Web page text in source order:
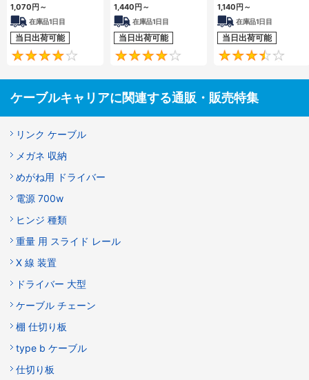
1,070円～
在庫品1日目
当日出荷可能
4.1
1,440円～
在庫品1日目
当日出荷可能
4.2
1,140円～
在庫品1日目
当日出荷可能
ケーブルキャリアに関連する通販・販売特集
リンク ケーブル
メガネ 収納
めがね用 ドライバー
電源 700w
ヒンジ 種類
重量 用 スライド レール
X 線 装置
ドライバー 大型
ケーブル チェーン
棚 仕切り板
type b ケーブル
仕切り板